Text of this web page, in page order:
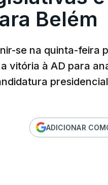
Belém
se na quinta-feira
vitória à AD para
ADICIONAR